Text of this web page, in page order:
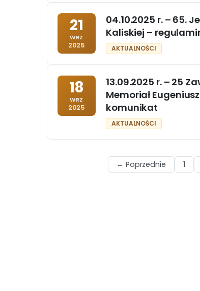
21
WRZ
2025
04.10.2025 r. – 65.
Kaliskiej –
AKTUALNOŚCI
18
WRZ
2025
13.09.2025 r. – 25
Memoriał
komunikat
AKTUALNOŚCI
← Poprzednie 1